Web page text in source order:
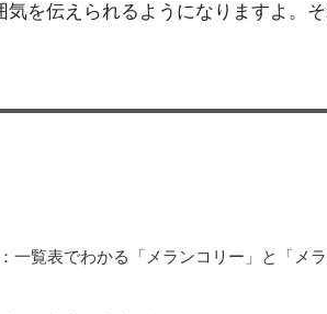
気を伝えられるようになりますよ。
一覧表でわかる「メランコリー」と「メ